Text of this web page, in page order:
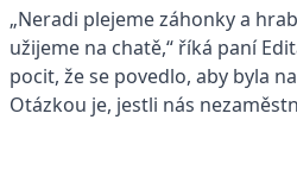
„Neradi plejeme záhonky a
užijeme na chatě,“ říká paní
pocit, že se povedlo, aby byla
Otázkou je, jestli nás